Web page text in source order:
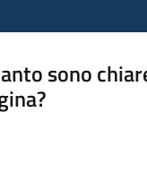
sono